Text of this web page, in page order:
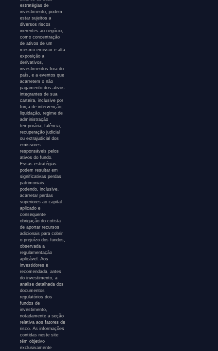
estratégias de
investimento, podem
estar sujeitos a
diversos riscos
inerentes ao negócio,
como concentração
de ativos de um
mesmo emissor e alta
exposição a
derivativos,
investimentos fora do
país, e a eventos que
acarretem o não
pagamento dos ativos
integrantes de sua
carteira, inclusive por
força de intervenção,
liquidação, regime de
administração
temporária, falência,
recuperação judicial
ou extrajudicial dos
emissores
responsáveis pelos
ativos do fundo.
Essas estratégias
podem resultar em
significativas perdas
patrimoniais,
podendo, inclusive,
acarretar perdas
superiores ao capital
aplicado e
consequente
obrigação do cotista
de aportar recursos
adicionais para cobrir
o prejuízo dos fundos,
observada a
regulamentação
aplicável. Aos
investidores é
recomendada, antes
do investimento, a
análise detalhada dos
documentos
regulatórios dos
fundos de
investimento,
notadamente a seção
relativa aos fatores de
risco. As informações
contidas neste site
têm objetivo
exclusivamente